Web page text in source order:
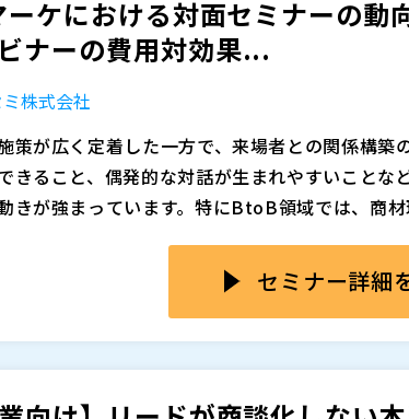
判断やプロの制作力が必要な領域を切り分けま
で、公式利用に不安があるマーケティング・広報
ーケにおける対面セミナーの動
ナーの費用対効果...
株式会社
策が広く定着した一方で、来場者との関係構築
きること、偶発的な対話が生まれやすいことな
きが強まっています。特にBtoB領域では、商
います。こうした流れの中で、リアル開催とウ
策全体をどう設計すべきかを見直す必要が高まっ
。特に参加者側では、情報収集や比較検討の段階
と考えるケースも多く、あえて移動時間をかけ
セミナー詳細